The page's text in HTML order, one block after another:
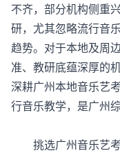
不齐，部分机构侧重
研，尤其忽略流行音
趋势。对于本地及周
准、教研底蕴深厚的
深耕广州本地音乐艺
行音乐教学，是广州
挑选广州音乐艺